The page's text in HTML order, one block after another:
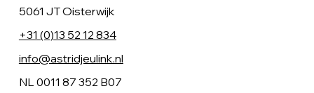
5061 JT Oisterwijk
+31 (0)13 52 12 834
info@astridjeulink.nl
NL 0011 87 352 B07